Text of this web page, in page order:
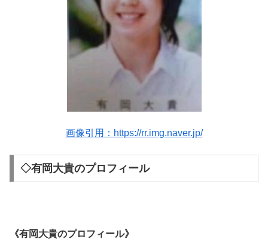
画像引用：https://rr.img.naver.jp/
◇有岡大貴のプロフィール
《有岡大貴のプロフィール》